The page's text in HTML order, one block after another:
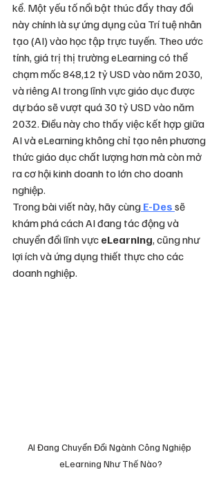
kể. Một yếu tố nổi bật thúc đẩy thay đổi
này chính là sự ứng dụng của Trí tuệ nhân
tạo (AI) vào học tập trực tuyến. Theo ước
tính, giá trị thị trường eLearning có thể
chạm mốc 848,12 tỷ USD vào năm 2030,
và riêng AI trong lĩnh vực giáo dục được
dự báo sẽ vượt quá 30 tỷ USD vào năm
2032. Điều này cho thấy việc kết hợp giữa
AI và eLearning không chỉ tạo nên phương
thức giáo dục chất lượng hơn mà còn mở
ra cơ hội kinh doanh to lớn cho doanh
nghiệp.
Trong bài viết này, hãy cùng E-Des sẽ
khám phá cách AI đang tác động và
chuyển đổi lĩnh vực eLearning, cũng như
lợi ích và ứng dụng thiết thực cho các
doanh nghiệp.
AI Đang Chuyển Đổi Ngành Công Nghiệp
eLearning Như Thế Nào?